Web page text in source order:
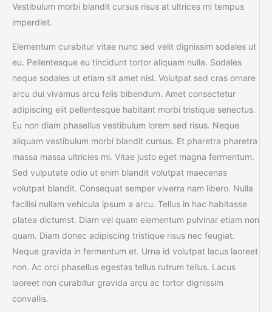
Vestibulum morbi blandit cursus risus at ultrices mi tempus
imperdiet.
Elementum curabitur vitae nunc sed velit dignissim sodales ut
eu. Pellentesque eu tincidunt tortor aliquam nulla. Sodales
neque sodales ut etiam sit amet nisl. Volutpat sed cras ornare
arcu dui vivamus arcu felis bibendum. Amet consectetur
adipiscing elit pellentesque habitant morbi tristique senectus.
Eu non diam phasellus vestibulum lorem sed risus. Neque
aliquam vestibulum morbi blandit cursus. Et pharetra pharetra
massa massa ultricies mi. Vitae justo eget magna fermentum.
Sed vulputate odio ut enim blandit volutpat maecenas
volutpat blandit. Consequat semper viverra nam libero. Nulla
facilisi nullam vehicula ipsum a arcu. Tellus in hac habitasse
platea dictumst. Diam vel quam elementum pulvinar etiam non
quam. Diam donec adipiscing tristique risus nec feugiat.
Neque gravida in fermentum et. Urna id volutpat lacus laoreet
non. Ac orci phasellus egestas tellus rutrum tellus. Lacus
laoreet non curabitur gravida arcu ac tortor dignissim
convallis.